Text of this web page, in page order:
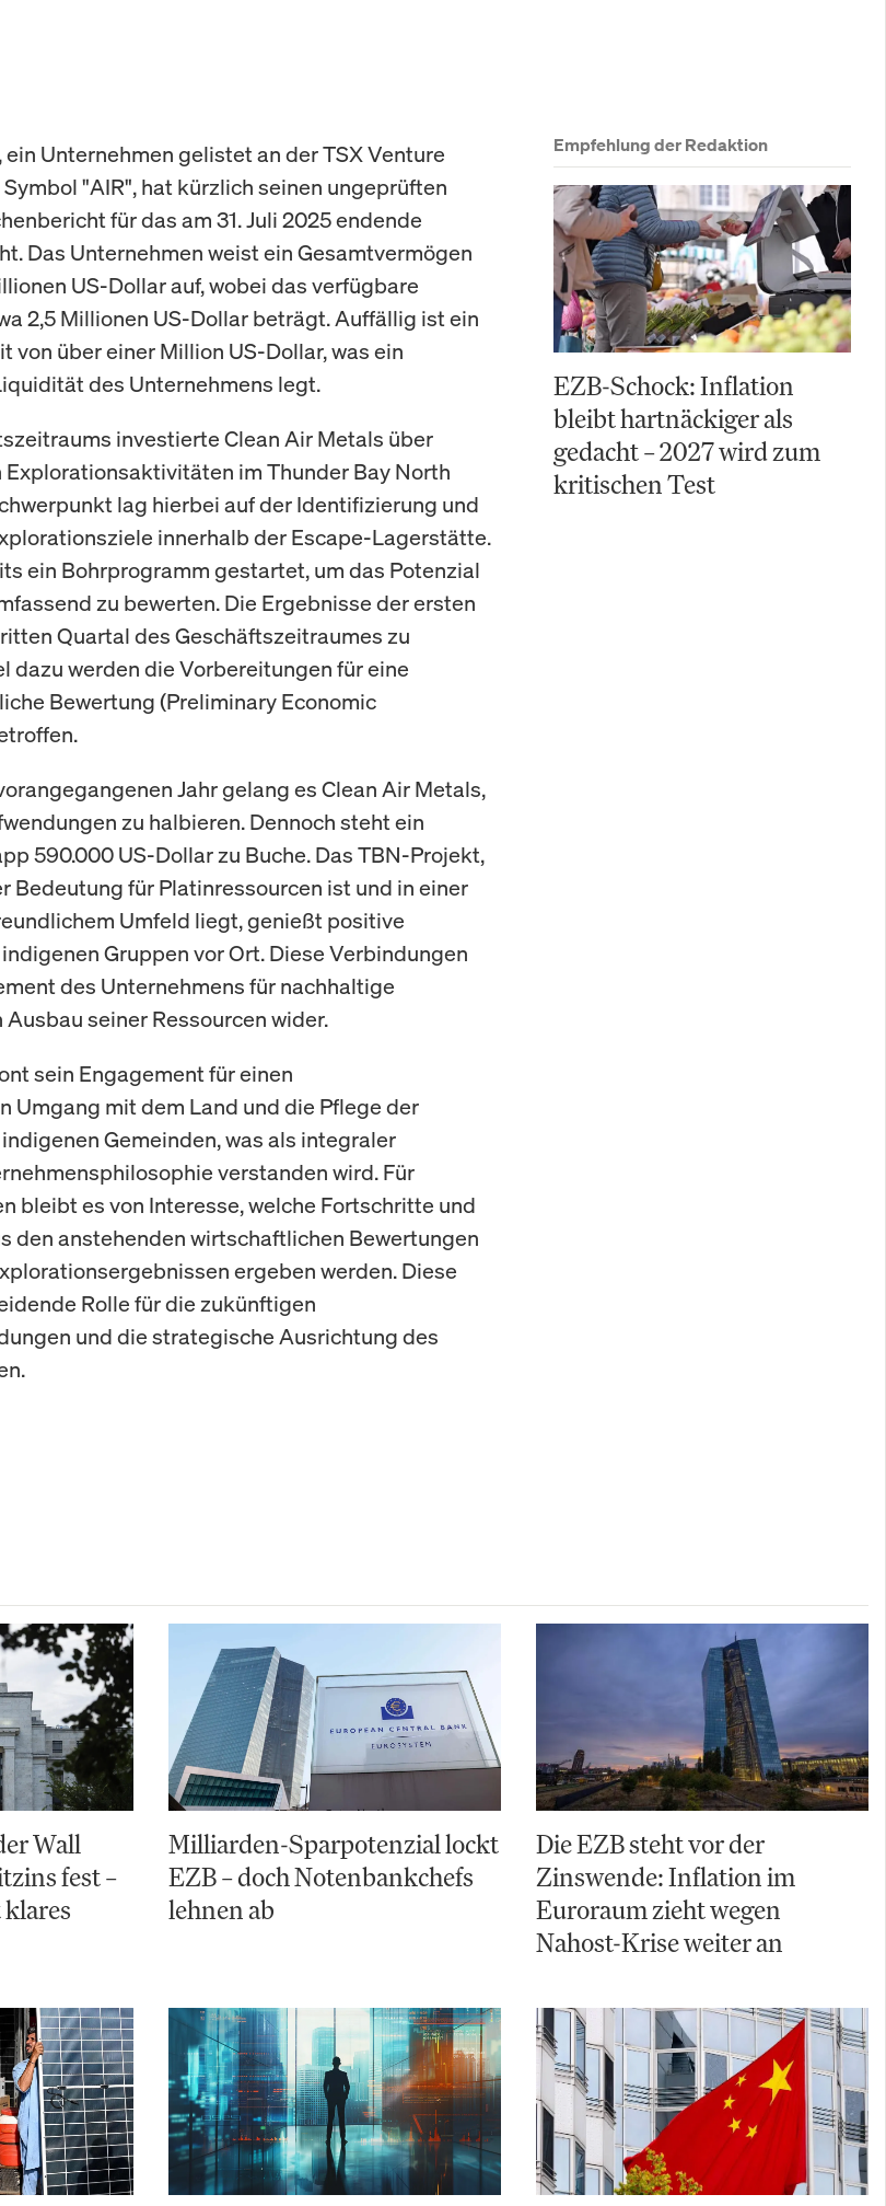
ein Unternehmen gelistet an der TSX Venture
"AIR", hat kürzlich seinen ungeprüften
für das am 31. Juli 2025 endende
Das Unternehmen weist ein Gesamtvermögen
US-Dollar auf, wobei das verfügbare
2,5 Millionen US-Dollar beträgt. Auffällig ist ein
über einer Million US-Dollar, was ein
des Unternehmens legt.
investierte Clean Air Metals über
Explorationsaktivitäten im Thunder Bay North
lag hierbei auf der Identifizierung und
innerhalb der Escape-Lagerstätte.
ein Bohrprogramm gestartet, um das Potenzial
zu bewerten. Die Ergebnisse der ersten
Quartal des Geschäftszeitraumes zu
dazu werden die Vorbereitungen für eine
Bewertung (Preliminary Economic
Jahr gelang es Clean Air Metals,
zu halbieren. Dennoch steht ein
590.000 US-Dollar zu Buche. Das TBN-Projekt,
Bedeutung für Platinressourcen ist und in einer
Umfeld liegt, genießt positive
Gruppen vor Ort. Diese Verbindungen
des Unternehmens für nachhaltige
seiner Ressourcen wider.
sein Engagement für einen
Umgang mit dem Land und die Pflege der
Gemeinden, was als integraler
verstanden wird. Für
bleibt es von Interesse, welche Fortschritte und
den anstehenden wirtschaftlichen Bewertungen
ergeben werden. Diese
Rolle für die zukünftigen
und die strategische Ausrichtung des
Empfehlung der Redaktion
EZB-Schock: Inflation
bleibt hartnäckiger als
gedacht – 2027 wird zum
kritischen Test
Wall
fest –
Milliarden-Sparpotenzial lockt
EZB – doch Notenbankchefs
lehnen ab
Die EZB steht vor der
Zinswende: Inflation im
Euroraum zieht wegen
Nahost-Krise weiter an